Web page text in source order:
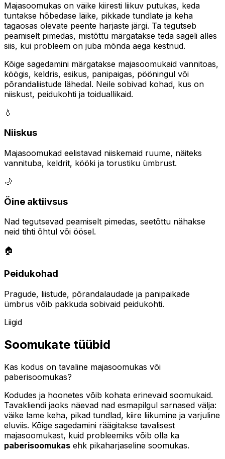
Majasoomukas on väike kiiresti liikuv putukas, keda
tuntakse hõbedase läike, pikkade tundlate ja keha
tagaosas olevate peente harjaste järgi. Ta tegutseb
peamiselt pimedas, mistõttu märgatakse teda sageli alles
siis, kui probleem on juba mõnda aega kestnud.
Kõige sagedamini märgatakse majasoomukaid vannitoas,
köögis, keldris, esikus, panipaigas, pööningul või
põrandaliistude lähedal. Neile sobivad kohad, kus on
niiskust, peidukohti ja toiduallikaid.
💧
Niiskus
Majasoomukad eelistavad niiskemaid ruume, näiteks
vannituba, keldrit, kööki ja torustiku ümbrust.
🌙
Öine aktiivsus
Nad tegutsevad peamiselt pimedas, seetõttu nähakse
neid tihti õhtul või öösel.
🏠
Peidukohad
Pragude, liistude, põrandalaudade ja panipaikade
ümbrus võib pakkuda sobivaid peidukohti.
Liigid
Soomukate tüübid
Kas kodus on tavaline majasoomukas või
paberisoomukas?
Kodudes ja hoonetes võib kohata erinevaid soomukaid.
Tavakliendi jaoks näevad nad esmapilgul sarnased välja:
väike lame keha, pikad tundlad, kiire liikumine ja varjuline
eluviis. Kõige sagedamini räägitakse tavalisest
majasoomukast, kuid probleemiks võib olla ka
paberisoomukas ehk pikaharjaseline soomukas.